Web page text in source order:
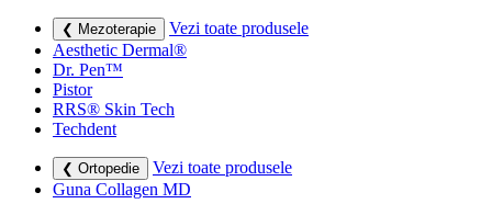
❮ Mezoterapie
Vezi toate produsele
Aesthetic Dermal®
Dr. Pen™
Pistor
RRS® Skin Tech
Techdent
❮ Ortopedie
Vezi toate produsele
Guna Collagen MD